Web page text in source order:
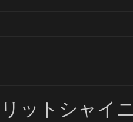
ットシャイ